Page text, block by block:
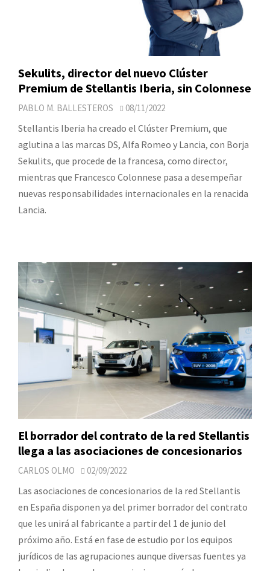
Sekulits, director del nuevo Clúster
Premium de Stellantis Iberia, sin Colonnese
PABLO M. BALLESTEROS 08/11/2022
Stellantis Iberia ha creado el Clúster Premium, que
aglutina a las marcas DS, Alfa Romeo y Lancia, con Borja
Sekulits, que procede de la francesa, como director,
mientras que Francesco Colonnese pasa a desempeñar
nuevas responsabilidades internacionales en la renacida
Lancia.
El borrador del contrato de la red Stellantis
llega a las asociaciones de concesionarios
CARLOS OLMO 02/09/2022
Las asociaciones de concesionarios de la red Stellantis
en España disponen ya del primer borrador del contrato
que les unirá al fabricante a partir del 1 de junio del
próximo año. Está en fase de estudio por los equipos
jurídicos de las agrupaciones aunque diversas fuentes ya